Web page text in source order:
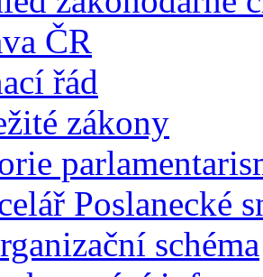
ČR
řád
zákony
Poslanecké
schéma